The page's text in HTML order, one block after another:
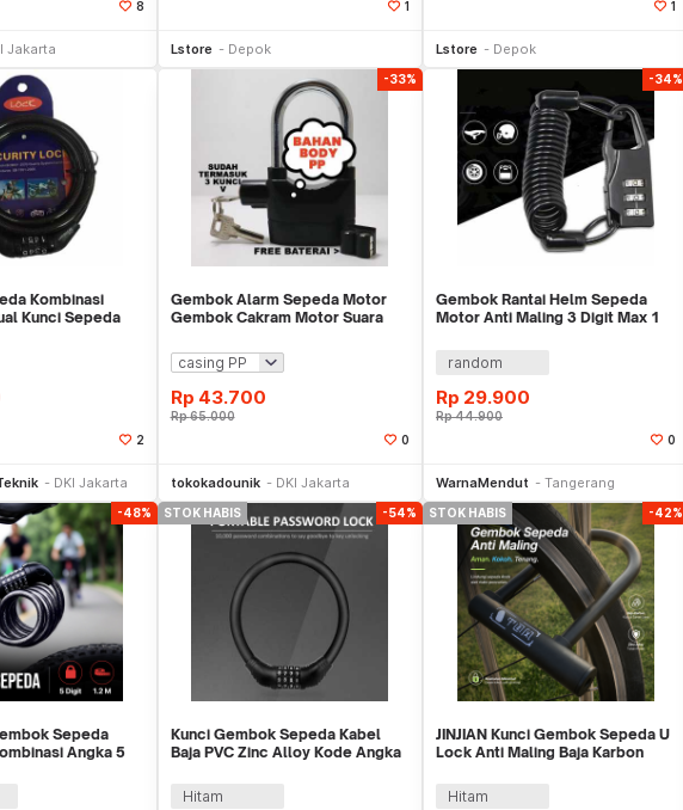
8
Jakarta
1
Lstore Depok
1
Lstore Depok
Kombinasi
Kunci Sepeda
2
DKI Jakarta
-33%
Gembok Alarm Sepeda Motor
Gembok Cakram Motor Suara
Rp 43.700
Rp65.000
0
tokokadounik DKI Jakarta
-34%
Gembok Rantai Helm Sepeda
Motor Anti Maling 3 Digit Max 1
random
Rp 29.900
Rp44.900
0
WarnaMendut Tangerang
-48%
Sepeda
Angka 5
STOK HABIS -54%
Kunci Gembok Sepeda Kabel
Baja PVC Zinc Alloy Kode Angka
Hitam
STOK HABIS -42%
JINJIAN Kunci Gembok Sepeda U
Lock Anti Maling Baja Karbon
Hitam